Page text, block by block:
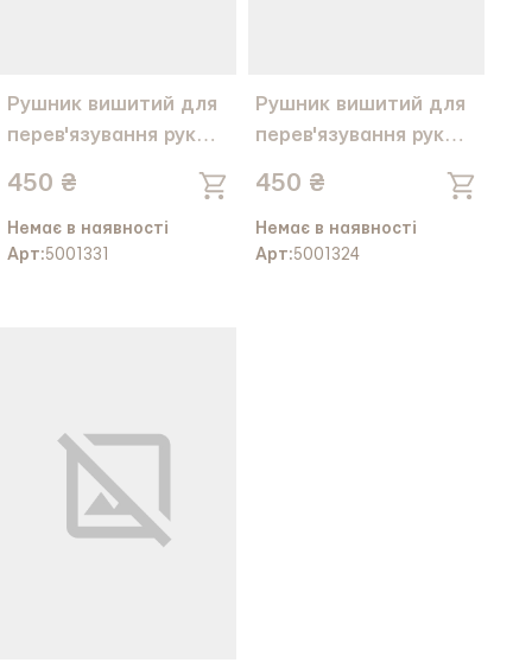
Рушник вишитий для
перев'язування рук
16см.*130см.
450 ₴
Немає в наявності
Арт:5001331
Рушник вишитий для
перев'язування рук
450 ₴
Немає в наявності
Арт:5001324